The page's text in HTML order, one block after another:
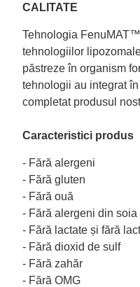
CALITATE
Tehnologia
tehnologiilor
păstreze în organism
tehnologii au integrat
completat produsul
Caracteristici produs
- Fără alergeni
- Fără gluten
- Fără ouă
- Fără alergeni din soia
- Fără lactate și fără
- Fără dioxid de sulf
- Fără zahăr
- Fără OMG